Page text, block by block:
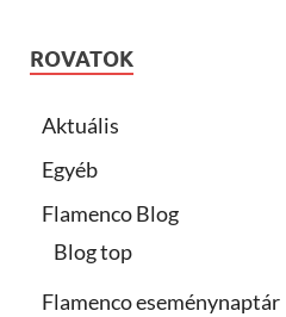
ROVATOK
Aktuális
Egyéb
Flamenco Blog
Blog top
Flamenco eseménynaptár